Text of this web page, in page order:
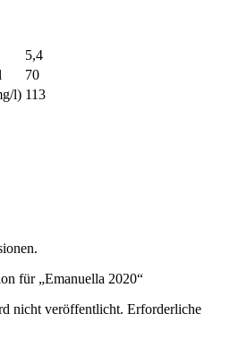
5,4
70
l) 113
für „Emanuella 2020“
nicht veröffentlicht. Erforderliche